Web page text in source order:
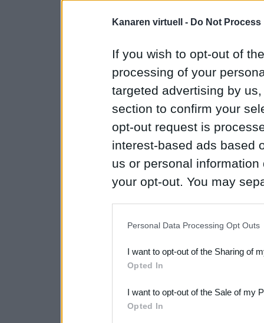
Kanaren virtuell - Do Not
If you wish to opt-out of
processing of your
targeted advertising by
section to confirm your
opt-out request is
interest-based ads based
us or personal
your opt-out. You may
Downstream Participants
third parties.
Please note that this
Personal Data Processing Opt Outs
I want to opt-out of the Sharing of
Opted In
I want to opt-out of the Sale of my
Opted In